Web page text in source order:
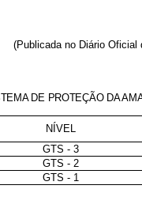
(Publicada no Diário Oficial
DE PROTEÇÃO DA
NÍVEL
GTS - 3
GTS - 2
GTS - 1